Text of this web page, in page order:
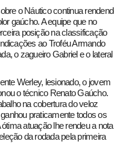
o Náutico continua
gaúcho. A equipe que no
posição na classificação
ao Troféu Armando
o zagueiro Gabriel e o lateral
Werley, lesionado, o jovem
o técnico Renato Gaúcho.
na cobertura do veloz
praticamente todos os
atuação lhe rendeu a nota
da rodada pela primeira